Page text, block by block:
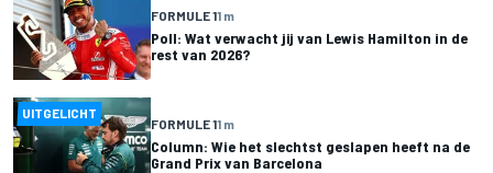
FORMULE 11 m
Poll: Wat verwacht jij van Lewis Hamilton in de
rest van 2026?
UITGELICHT
FORMULE 11 m
Column: Wie het slechtst geslapen heeft na de
Grand Prix van Barcelona